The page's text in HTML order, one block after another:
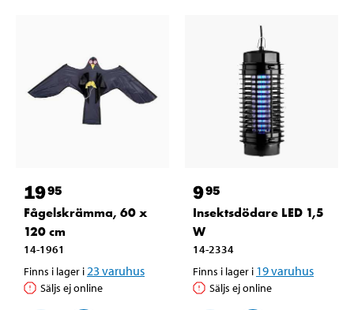
1995
Fågelskrämma, 60 x
120 cm
14-1961
Finns i lager i 23 varuhus
Säljs ej online
995
Insektsdödare LED 1,5
W
14-2334
Finns i lager i 19varuhus
Säljs ej online